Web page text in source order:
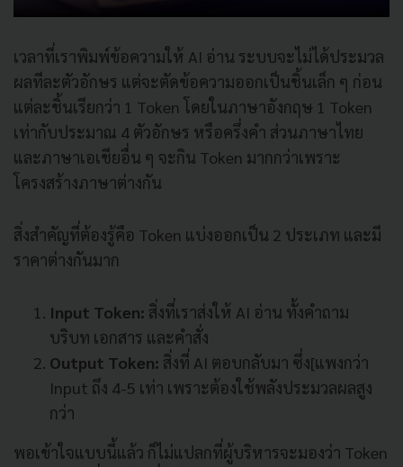
เวลาที่เราพิมพ์ข้อความให้ AI อ่าน ระบบจะไม่ได้ประมวล
ผลทีละตัวอักษร แต่จะตัดข้อความออกเป็นชิ้นเล็ก ๆ ก่อน
แต่ละชิ้นเรียกว่า 1 Token โดยในภาษาอังกฤษ 1 Token
เท่ากับประมาณ 4 ตัวอักษร หรือครึ่งคำ ส่วนภาษาไทย
และภาษาเอเชียอื่น ๆ จะกิน Token มากกว่าเพราะ
โครงสร้างภาษาต่างกัน
สิ่งสำคัญที่ต้องรู้คือ Token แบ่งออกเป็น 2 ประเภท และมี
ราคาต่างกันมาก
Input Token: สิ่งที่เราส่งให้ AI อ่าน ทั้งคำถาม
บริบท เอกสาร และคำสั่ง
Output Token: สิ่งที่ AI ตอบกลับมา ซึ่ง[แพงกว่า
Input ถึง 4-5 เท่า เพราะต้องใช้พลังประมวลผลสูง
กว่า
พอเข้าใจแบบนี้แล้ว ก็ไม่แปลกที่ผู้บริหารจะมองว่า Token